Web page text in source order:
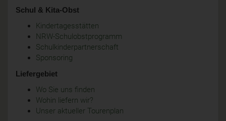
Schul & Kita-Obst
Kindertagesstätten
NRW-Schulobstprogramm
Schulkinderpartnerschaft
Sponsoring
Liefergebiet
Wo Sie uns finden
Wohin liefern wir?
Unser aktueller Tourenplan